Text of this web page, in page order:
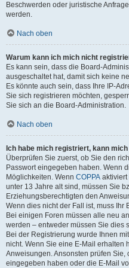
Beschwerden oder juristische
werden.
Nach oben
Warum kann ich mich nicht
Es kann sein, dass die Board-
ausgeschaltet hat, damit sich keine
Es könnte auch sein, dass Ihre IP-
Sie sich registrieren möchten,
Sie sich an die Board-Administration.
Nach oben
Ich habe mich registriert, kann
Überprüfen Sie zuerst, ob Sie den
Passwort eingegeben haben. Wenn
Möglichkeiten. Wenn COPPA aktiviert
unter 13 Jahre alt sind, müssen Sie
Erziehungsberechtigten den
Wenn dies nicht der Fall ist, muss
Bei einigen Foren müssen alle neu
werden – entweder müssen Sie dies
Bei der Registrierung wurde Ihnen
nicht. Wenn Sie eine E-Mail erhalten
Anweisungen. Ansonsten prüfen
eingegeben haben oder die E-Mail